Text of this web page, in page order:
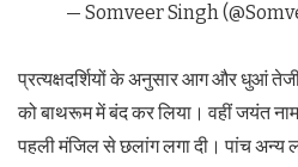
— Somveer Singh
प्रत्यक्षदर्शियों के अनुसार आग और धुआं
को बाथरूम में बंद कर लिया। वहीं जयंत
पहली मंजिल से छलांग लगा दी। पांच अन्य